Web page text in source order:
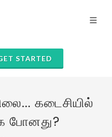
STARTED
கடைசியில்
போனது?